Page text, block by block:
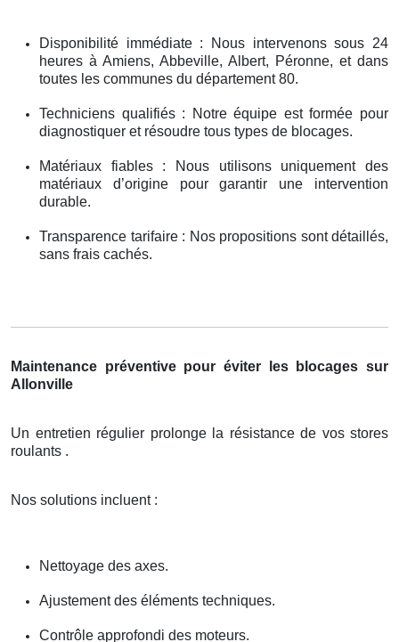
Disponibilité immédiate : Nous intervenons sous 24
heures à Amiens, Abbeville, Albert, Péronne, et dans
toutes les communes du département 80.
Techniciens qualifiés : Notre équipe est formée pour
diagnostiquer et résoudre tous types de blocages.
Matériaux fiables : Nous utilisons uniquement des
matériaux d’origine pour garantir une intervention
durable.
Transparence tarifaire : Nos propositions sont détaillés,
sans frais cachés.
Maintenance préventive pour éviter les blocages sur
Allonville
Un entretien régulier prolonge la résistance de vos stores
roulants .
Nos solutions incluent :
Nettoyage des axes.
Ajustement des éléments techniques.
Contrôle approfondi des moteurs.